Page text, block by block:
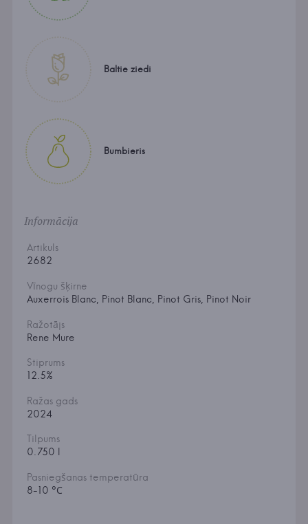
Baltie ziedi
Bumbieris
Informācija
Artikuls
2682
Vīnogu šķirne
Auxerrois Blanc, Pinot Blanc, Pinot Gris, Pinot Noir
Ražotājs
Rene Mure
Stiprums
12.5%
Ražas gads
2024
Tilpums
0.750 l
Pasniegšanas temperatūra
8-10 °С